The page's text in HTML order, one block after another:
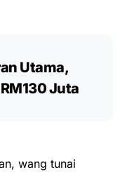
Utama,
Juta
wang tunai